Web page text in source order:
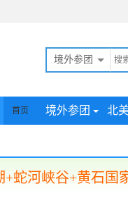
境外参团
首页 境外参团 北
蛇河峡谷+黄石